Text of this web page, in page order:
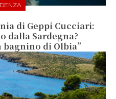
di Geppi Cucciari:
dalla Sardegna?
bagnino di Olbia”